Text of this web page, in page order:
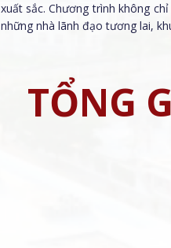
xuất sắc. Chương trình không
những nhà lãnh đạo tương lai,
TỔNG